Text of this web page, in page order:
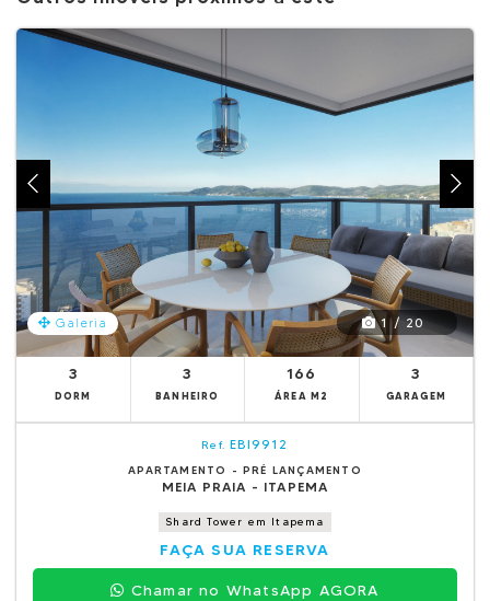
Galeria 1 / 20
3
DORM
3
BANHEIRO
166
ÁREA M2
3
GARAGEM
Ref. EBI9912
APARTAMENTO - PRÉ LANÇAMENTO
MEIA PRAIA - ITAPEMA
Shard Tower em Itapema
FAÇA SUA RESERVA
Chamar no WhatsApp AGORA